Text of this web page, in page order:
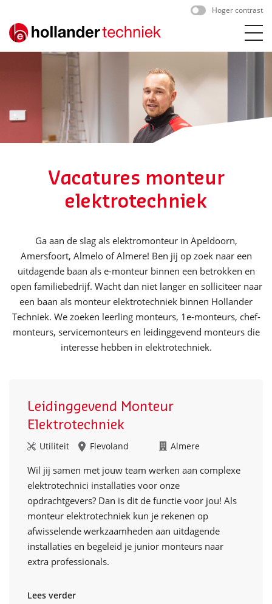
content
Hoger contrast
Vacatures monteur
elektrotechniek
Ga aan de slag als elektromonteur in Apeldoorn,
Amersfoort, Almelo of Almere! Ben jij op zoek naar een
uitdagende baan als e-monteur binnen een betrokken en
open familiebedrijf. Wacht dan niet langer en solliciteer naar
een baan als monteur elektrotechniek binnen Hollander
Techniek. We zoeken leerling monteurs, 1e-monteurs, chef-
monteurs, servicemonteurs en leidinggevend monteurs die
interesse hebben in elektrotechniek.
Leidinggevend Monteur
Elektrotechniek
Utiliteit Flevoland Almere
Wil jij samen met jouw team werken aan complexe
elektrotechnici installaties voor onze
opdrachtgevers? Dan is dit de functie voor jou! Als
monteur elektrotechniek kun je rekenen op
afwisselende werkzaamheden aan uitdagende
installaties en begeleid je junior monteurs naar
extra professionals.
Lees verder